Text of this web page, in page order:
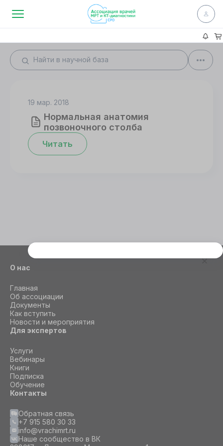
19 мар. 2018
Нормальная анатомия
позвоночного столба
Читать
О нас
Главная
Об ассоциации
Документы
Как вступить
Новости и мероприятия
Для экспертов
Услуги
Вебинары
Книги
Подписка
Обучение
Контакты
Обратная связь
+7 915 580 30 33
info@vrachimrt.ru
Наше сообщество в ВК
Этот сайт использует cookie
СОГЛАСИЕ